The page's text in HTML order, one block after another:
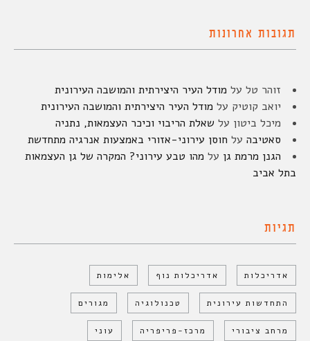
תגובות אחרונות
זוהר טל על מודל העיר היצירתית והמושבה העירונית
יואב קוטיק על מודל העיר היצירתית והמושבה העירונית
מיכל ביטון על שאלת הריבוי וכיכר העצמאות, נתניה
סאטיבה על חוסן עירוני-אזורי באמצעות אנרגיה מתחדשת
הגנן מרמת גן על מהו טבע עירוני? המקרה של גן העצמאות
בתל אביב
תגיות
אדריכלות אדריכלות נוף אלימות
התחדשות עירונית טכנולוגיה מגורים
מרחב ציבורי מרכז-פריפריה עוני